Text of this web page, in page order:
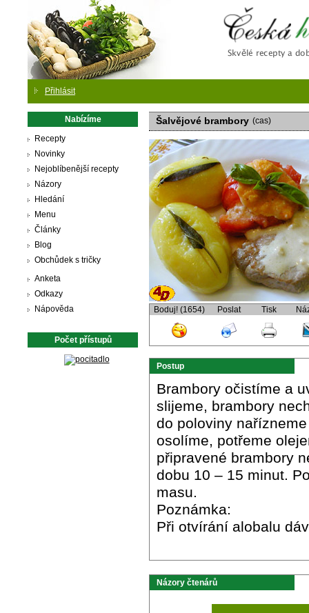
Přihlásit
Nabízíme
Recepty
Novinky
Nejoblíbenější recepty
Názory
Hledání
Menu
Články
Blog
Obchůdek s tričky
Anketa
Odkazy
Nápověda
Počet přístupů
Šalvějové brambory (cas)
Boduj! (1654) Poslat Tisk
Postup
Brambory očistíme a
slijeme, brambory
do poloviny
osolíme, potřeme
připravené brambory
dobu 10 – 15 minut.
masu.
Poznámka:
Při otvírání alobalu
Názory čtenárů